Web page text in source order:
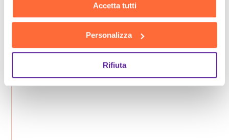
Accetta tutti
Personalizza
Rifiuta